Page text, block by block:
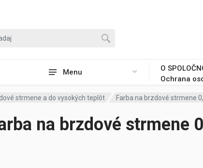
Menu O
Ochrana
strmene a do vysokých teplôt Farba na brzdové strmene
na brzdové strmene